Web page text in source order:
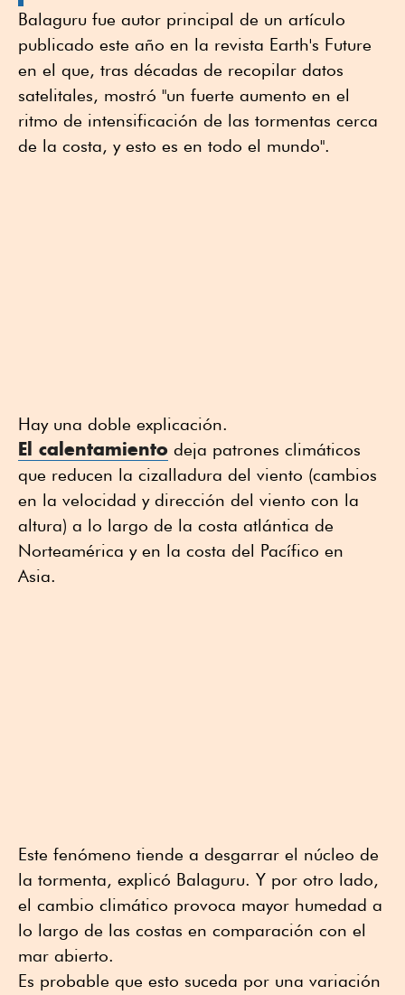
Balaguru fue autor principal de un artículo
publicado este año en la revista Earth's Future
en el que, tras décadas de recopilar datos
satelitales, mostró "un fuerte aumento en el
ritmo de intensificación de las tormentas cerca
de la costa, y esto es en todo el mundo".
Hay una doble explicación.
El calentamiento deja patrones climáticos
que reducen la cizalladura del viento (cambios
en la velocidad y dirección del viento con la
altura) a lo largo de la costa atlántica de
Norteamérica y en la costa del Pacífico en
Asia.
Este fenómeno tiende a desgarrar el núcleo de
la tormenta, explicó Balaguru. Y por otro lado,
el cambio climático provoca mayor humedad a
lo largo de las costas en comparación con el
mar abierto.
Es probable que esto suceda por una variación